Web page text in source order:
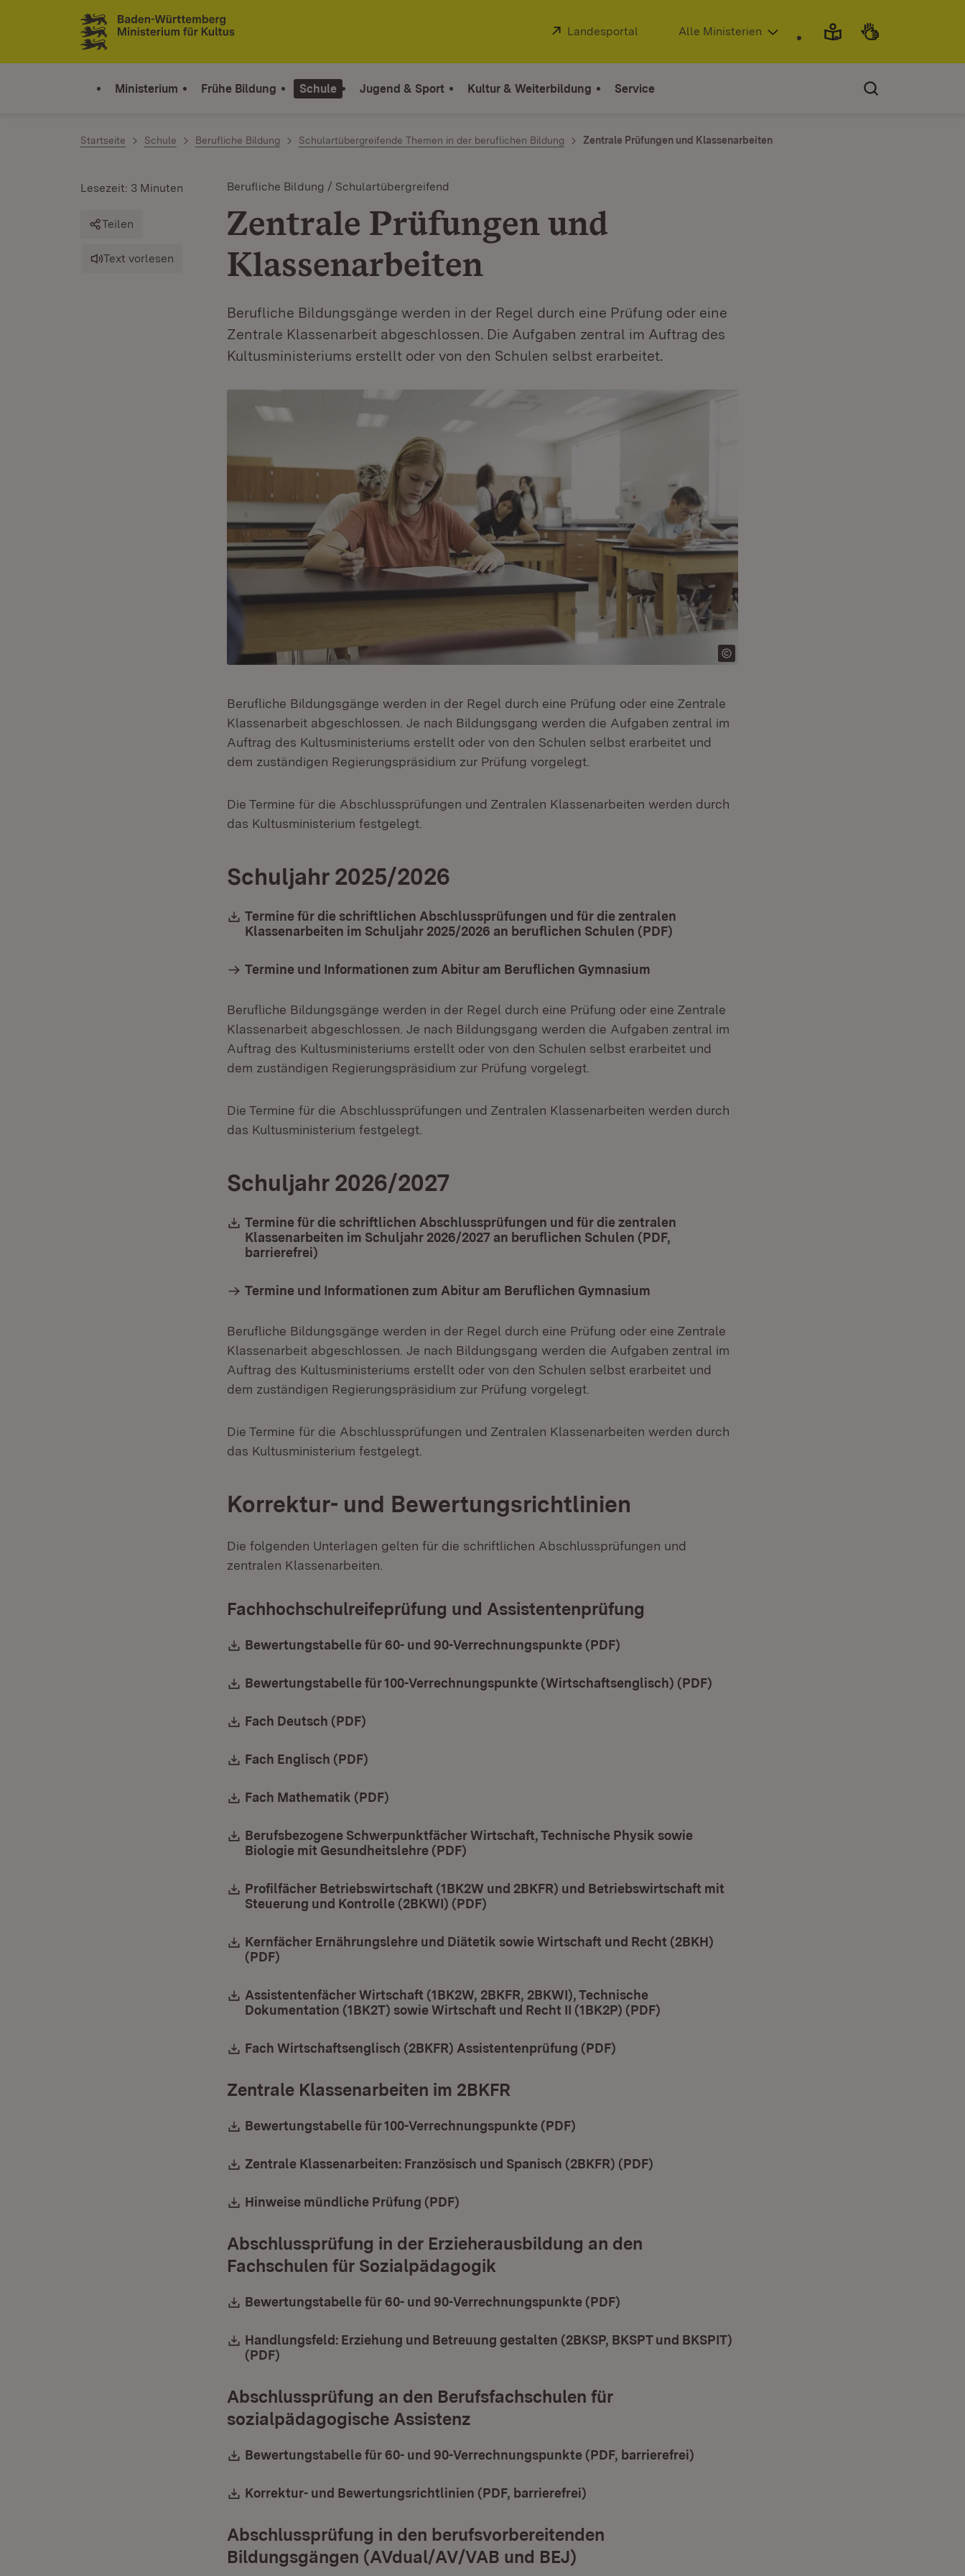
Zum Inhalt springen
Link zur Startseite
Extern:
Landesportal (Öffnet in neuem Fenster)
Alle Ministerien
Ministerium Frühe Bildung Schule Jugend & Sport Kultur & Weiterbildung Service
Startseite Schule Berufliche Bildung Schulartübergreifende Themen in der beruflichen Bildung Zentrale Prüfungen und Klassenarbeiten
Berufliche Bildung / Schulartübergreifend
Zentrale Prüfungen und
Klassenarbeiten
Berufliche Bildungsgänge werden in der Regel durch eine Prüfung oder eine
Zentrale Klassenarbeit abgeschlossen. Die Aufgaben zentral im Auftrag des
Kultusministeriums erstellt oder von den Schulen selbst erarbeitet.
Lesezeit: 3 Minuten
Teilen
Text vorlesen
Berufliche Bildungsgänge werden in der Regel durch eine Prüfung oder eine Zentrale
Klassenarbeit abgeschlossen. Je nach Bildungsgang werden die Aufgaben zentral im
Auftrag des Kultusministeriums erstellt oder von den Schulen selbst erarbeitet und
dem zuständigen Regierungspräsidium zur Prüfung vorgelegt.
Die Termine für die Abschlussprüfungen und Zentralen Klassenarbeiten werden durch
das Kultusministerium festgelegt.
Schuljahr 2025/2026
Download:
Termine für die schriftlichen Abschlussprüfungen und für die zentralen
Klassenarbeiten im Schuljahr 2025/2026 an beruflichen Schulen (PDF)
Termine und Informationen zum Abitur am Beruflichen Gymnasium
Berufliche Bildungsgänge werden in der Regel durch eine Prüfung oder eine Zentrale
Klassenarbeit abgeschlossen. Je nach Bildungsgang werden die Aufgaben zentral im
Auftrag des Kultusministeriums erstellt oder von den Schulen selbst erarbeitet und
dem zuständigen Regierungspräsidium zur Prüfung vorgelegt.
Die Termine für die Abschlussprüfungen und Zentralen Klassenarbeiten werden durch
das Kultusministerium festgelegt.
Schuljahr 2026/2027
Download:
Termine für die schriftlichen Abschlussprüfungen und für die zentralen
Klassenarbeiten im Schuljahr 2026/2027 an beruflichen Schulen (PDF,
barrierefrei)
Termine und Informationen zum Abitur am Beruflichen Gymnasium
Berufliche Bildungsgänge werden in der Regel durch eine Prüfung oder eine Zentrale
Klassenarbeit abgeschlossen. Je nach Bildungsgang werden die Aufgaben zentral im
Auftrag des Kultusministeriums erstellt oder von den Schulen selbst erarbeitet und
dem zuständigen Regierungspräsidium zur Prüfung vorgelegt.
Die Termine für die Abschlussprüfungen und Zentralen Klassenarbeiten werden durch
das Kultusministerium festgelegt.
Korrektur- und Bewertungsrichtlinien
Die folgenden Unterlagen gelten für die schriftlichen Abschlussprüfungen und
zentralen Klassenarbeiten.
Fachhochschulreifeprüfung und Assistentenprüfung
Download:
Bewertungstabelle für 60- und 90-Verrechnungspunkte (PDF)
Download:
Bewertungstabelle für 100-Verrechnungspunkte (Wirtschaftsenglisch) (PDF)
Download:
Fach Deutsch (PDF)
Download:
Fach Englisch (PDF)
Download:
Fach Mathematik (PDF)
Download:
Berufsbezogene Schwerpunktfächer Wirtschaft, Technische Physik sowie
Biologie mit Gesundheitslehre (PDF)
Download:
Profilfächer Betriebswirtschaft (1BK2W und 2BKFR) und Betriebswirtschaft mit
Steuerung und Kontrolle (2BKWI) (PDF)
Download:
Kernfächer Ernährungslehre und Diätetik sowie Wirtschaft und Recht (2BKH)
(PDF)
Download:
Assistentenfächer Wirtschaft (1BK2W, 2BKFR, 2BKWI), Technische
Dokumentation (1BK2T) sowie Wirtschaft und Recht II (1BK2P) (PDF)
Download:
Fach Wirtschaftsenglisch (2BKFR) Assistentenprüfung (PDF)
Zentrale Klassenarbeiten im 2BKFR
Download:
Bewertungstabelle für 100-Verrechnungspunkte (PDF)
Download:
Zentrale Klassenarbeiten: Französisch und Spanisch (2BKFR) (PDF)
Download:
Hinweise mündliche Prüfung (PDF)
Abschlussprüfung in der Erzieherausbildung an den
Fachschulen für Sozialpädagogik
Download:
Bewertungstabelle für 60- und 90-Verrechnungspunkte (PDF)
Download:
Handlungsfeld: Erziehung und Betreuung gestalten (2BKSP, BKSPT und BKSPIT)
(PDF)
Abschlussprüfung an den Berufsfachschulen für
sozialpädagogische Assistenz
Download:
Bewertungstabelle für 60- und 90-Verrechnungspunkte (PDF, barrierefrei)
Download:
Korrektur- und Bewertungsrichtlinien (PDF, barrierefrei)
Abschlussprüfung in den berufsvorbereitenden
Bildungsgängen (AVdual/AV/VAB und BEJ)